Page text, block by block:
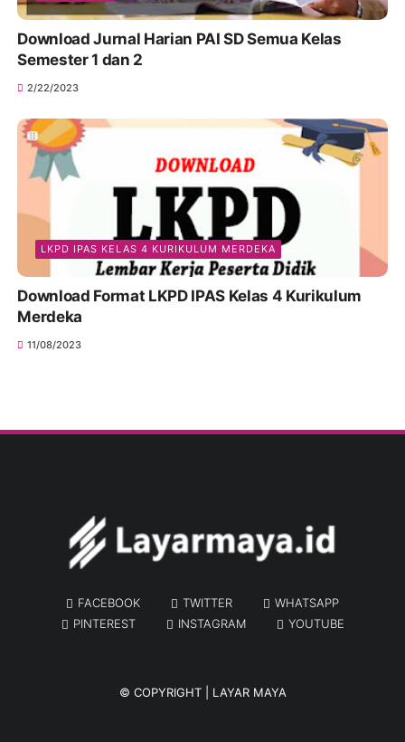
Download Jurnal Harian PAI SD Semua Kelas
Semester 1 dan 2
2/22/2023
LKPD IPAS KELAS 4 KURIKULUM MERDEKA
Download Format LKPD IPAS Kelas 4 Kurikulum
Merdeka
11/08/2023
FACEBOOK TWITTER
WHATSAPP
PINTEREST
INSTAGRAM YOUTUBE
© COPYRIGHT | LAYAR MAYA